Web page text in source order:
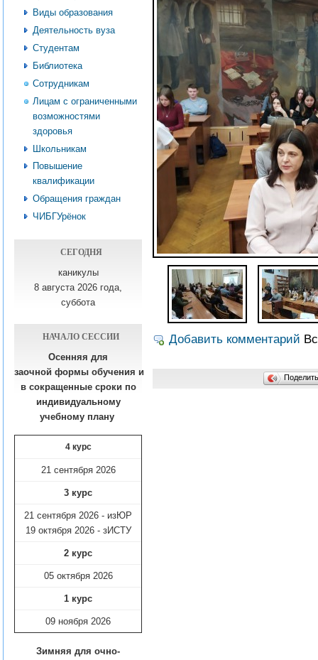
Виды образования
Деятельность вуза
Студентам
Библиотека
Сотрудникам
Лицам с ограниченными
возможностями
здоровья
Школьникам
Повышение
квалификации
Обращения граждан
ЧИБГУрёнок
СЕГОДНЯ
каникулы
8 августа 2026 года,
суббота
НАЧАЛО СЕССИИ
Осенняя для
заочной формы обучения и
в сокращенные сроки по
индивидуальному
учебному плану​
4 курс
21 сентября 2026
3 курс
21 сентября 2026 - изЮР
19 октября 2026 - зИСТУ
2 курс
05 октября 2026
1 курс
09 ноября 2026
Зимняя для очно-
Добавить комментарий